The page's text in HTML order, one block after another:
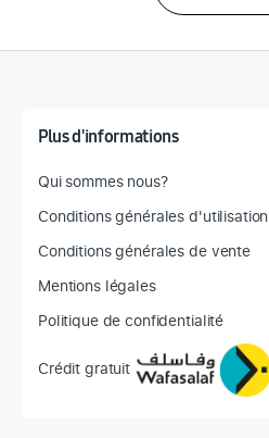
Plus d'informations
Qui sommes nous?
Conditions générales d'utilisation
Conditions générales de vente
Mentions légales
Politique de confidentialité
Crédit gratuit